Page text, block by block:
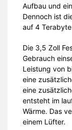
Aufbau und
Dennoch ist
auf 4
Die 3,5 Zoll
Gebrauch
Leistung von
eine
eine
entsteht im
Wärme. Das
einem Lüfter.